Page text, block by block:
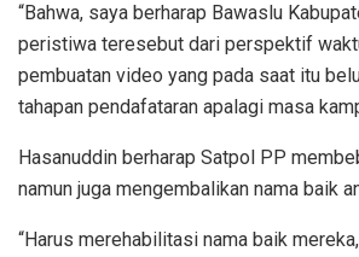
“Bahwa, saya berharap Bawaslu
peristiwa teresebut dari perspektif
pembuatan video yang pada saat itu
tahapan pendafataran apalagi masa
Hasanuddin berharap Satpol PP
namun juga mengembalikan nama baik
“Harus merehabilitasi nama baik